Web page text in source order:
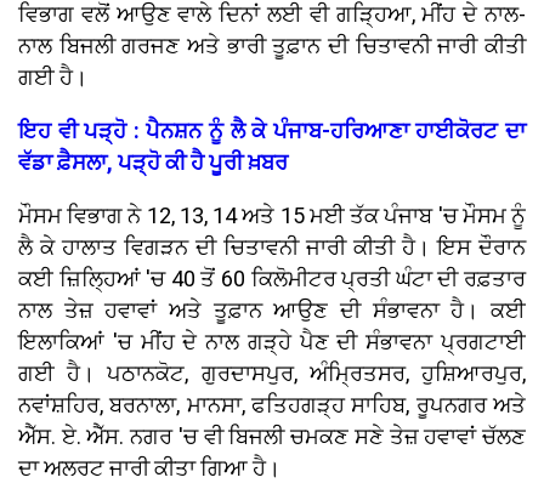
ਵਿਭਾਗ ਵਲੋਂ ਆਉਣ ਵਾਲੇ ਦਿਨਾਂ ਲਈ ਵੀ ਗੜ੍ਹਿਆ, ਮੀਂਹ ਦੇ ਨਾਲ-
ਨਾਲ ਬਿਜਲੀ ਗਰਜਣ ਅਤੇ ਭਾਰੀ ਤੂਫ਼ਾਨ ਦੀ ਚਿਤਾਵਨੀ ਜਾਰੀ ਕੀਤੀ
ਗਈ ਹੈ।
ਇਹ ਵੀ ਪੜ੍ਹੋ : ਪੈਨਸ਼ਨ ਨੂੰ ਲੈ ਕੇ ਪੰਜਾਬ-ਹਰਿਆਣਾ ਹਾਈਕੋਰਟ ਦਾ
ਵੱਡਾ ਫ਼ੈਸਲਾ, ਪੜ੍ਹੋ ਕੀ ਹੈ ਪੂਰੀ ਖ਼ਬਰ
ਮੌਸਮ ਵਿਭਾਗ ਨੇ 12, 13, 14 ਅਤੇ 15 ਮਈ ਤੱਕ ਪੰਜਾਬ 'ਚ ਮੌਸਮ ਨੂੰ
ਲੈ ਕੇ ਹਾਲਾਤ ਵਿਗੜਨ ਦੀ ਚਿਤਾਵਨੀ ਜਾਰੀ ਕੀਤੀ ਹੈ। ਇਸ ਦੌਰਾਨ
ਕਈ ਜ਼ਿਲ੍ਹਿਆਂ 'ਚ 40 ਤੋਂ 60 ਕਿਲੋਮੀਟਰ ਪ੍ਰਤੀ ਘੰਟਾ ਦੀ ਰਫ਼ਤਾਰ
ਨਾਲ ਤੇਜ਼ ਹਵਾਵਾਂ ਅਤੇ ਤੂਫ਼ਾਨ ਆਉਣ ਦੀ ਸੰਭਾਵਨਾ ਹੈ। ਕਈ
ਇਲਾਕਿਆਂ 'ਚ ਮੀਂਹ ਦੇ ਨਾਲ ਗੜ੍ਹੇ ਪੈਣ ਦੀ ਸੰਭਾਵਨਾ ਪ੍ਰਗਟਾਈ
ਗਈ ਹੈ। ਪਠਾਨਕੋਟ, ਗੁਰਦਾਸਪੁਰ, ਅੰਮ੍ਰਿਤਸਰ, ਹੁਸ਼ਿਆਰਪੁਰ,
ਨਵਾਂਸ਼ਹਿਰ, ਬਰਨਾਲਾ, ਮਾਨਸਾ, ਫਤਿਹਗੜ੍ਹ ਸਾਹਿਬ, ਰੂਪਨਗਰ ਅਤੇ
ਐੱਸ. ਏ. ਐੱਸ. ਨਗਰ 'ਚ ਵੀ ਬਿਜਲੀ ਚਮਕਣ ਸਣੇ ਤੇਜ਼ ਹਵਾਵਾਂ ਚੱਲਣ
ਦਾ ਅਲਰਟ ਜਾਰੀ ਕੀਤਾ ਗਿਆ ਹੈ।